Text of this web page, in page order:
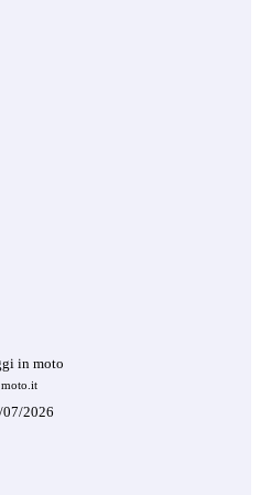
in moto
moto.it
07/2026